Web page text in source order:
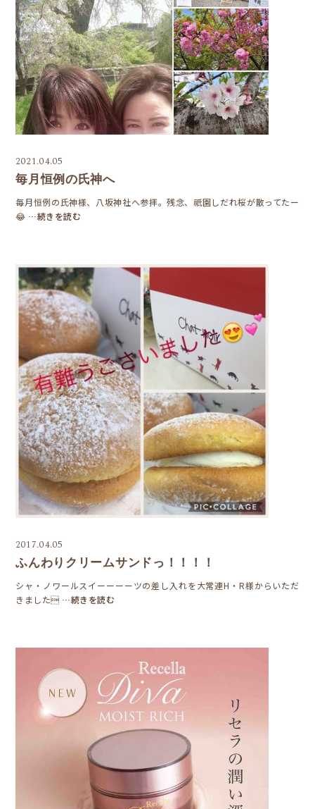
2021.04.05
毎月恒例の氏神へ
毎月恒例の氏神様、八坂神社へ参拝。残念、祇園しだれ桜が散ってたー
😂 …続きを読む
2017.04.05
ふんわりクリームサンドっ！！！！
シャ・ノワールスイーーーーツの差し入れを大常連H・R様からいただ
きました …続きを読む